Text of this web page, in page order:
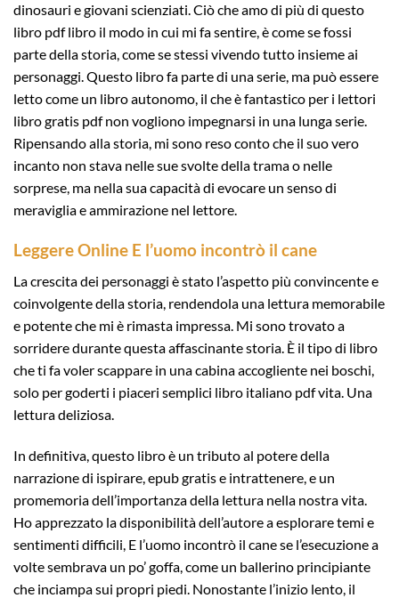
dinosauri e giovani scienziati. Ciò che amo di più di questo
libro pdf libro il modo in cui mi fa sentire, è come se fossi
parte della storia, come se stessi vivendo tutto insieme ai
personaggi. Questo libro fa parte di una serie, ma può essere
letto come un libro autonomo, il che è fantastico per i lettori
libro gratis pdf non vogliono impegnarsi in una lunga serie.
Ripensando alla storia, mi sono reso conto che il suo vero
incanto non stava nelle sue svolte della trama o nelle
sorprese, ma nella sua capacità di evocare un senso di
meraviglia e ammirazione nel lettore.
Leggere Online E l’uomo incontrò il cane
La crescita dei personaggi è stato l’aspetto più convincente e
coinvolgente della storia, rendendola una lettura memorabile
e potente che mi è rimasta impressa. Mi sono trovato a
sorridere durante questa affascinante storia. È il tipo di libro
che ti fa voler scappare in una cabina accogliente nei boschi,
solo per goderti i piaceri semplici libro italiano pdf vita. Una
lettura deliziosa.
In definitiva, questo libro è un tributo al potere della
narrazione di ispirare, epub gratis e intrattenere, e un
promemoria dell’importanza della lettura nella nostra vita.
Ho apprezzato la disponibilità dell’autore a esplorare temi e
sentimenti difficili, E l’uomo incontrò il cane se l’esecuzione a
volte sembrava un po’ goffa, come un ballerino principiante
che inciampa sui propri piedi. Nonostante l’inizio lento, il